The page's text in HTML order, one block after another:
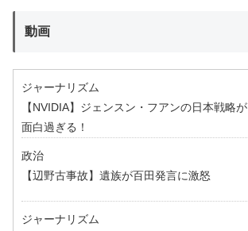
動画
ジャーナリズム
【NVIDIA】ジェンスン・フアンの日本戦略が
面白過ぎる！
政治
【辺野古事故】遺族が百田発言に激怒
ジャーナリズム